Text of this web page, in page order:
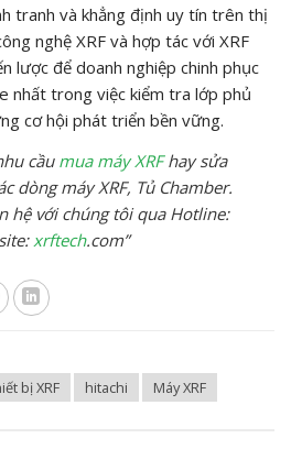
tranh và khẳng định uy tín trên thị
nghệ XRF và hợp tác với XRF
lược để doanh nghiệp chinh phục
nhất trong việc kiểm tra lớp phủ
cơ hội phát triển bền vững.
cầu mua máy XRFhay sửa
dòng máy XRF, Tủ Chamber.
hệ với chúng tôi qua Hotline:
xrftech.com”
bị XRF hitachi
Máy XRF